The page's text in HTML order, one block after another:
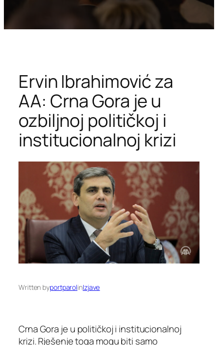
Ervin Ibrahimović za
AA: Crna Gora je u
ozbiljnoj političkoj i
institucionalnoj krizi
Written byportparolinIzjave
Crna Gora je u političkoj i institucionalnoj
krizi. Rješenje toga mogu biti samo